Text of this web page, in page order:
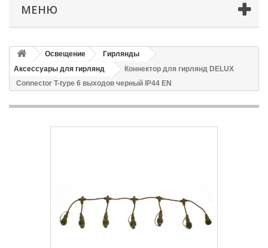
МЕНЮ
Освещение
Гирлянды
Аксессуары для гирлянд
Коннектор для гирлянд DELUX
Connector T-type 6 выходов черный IP44 EN